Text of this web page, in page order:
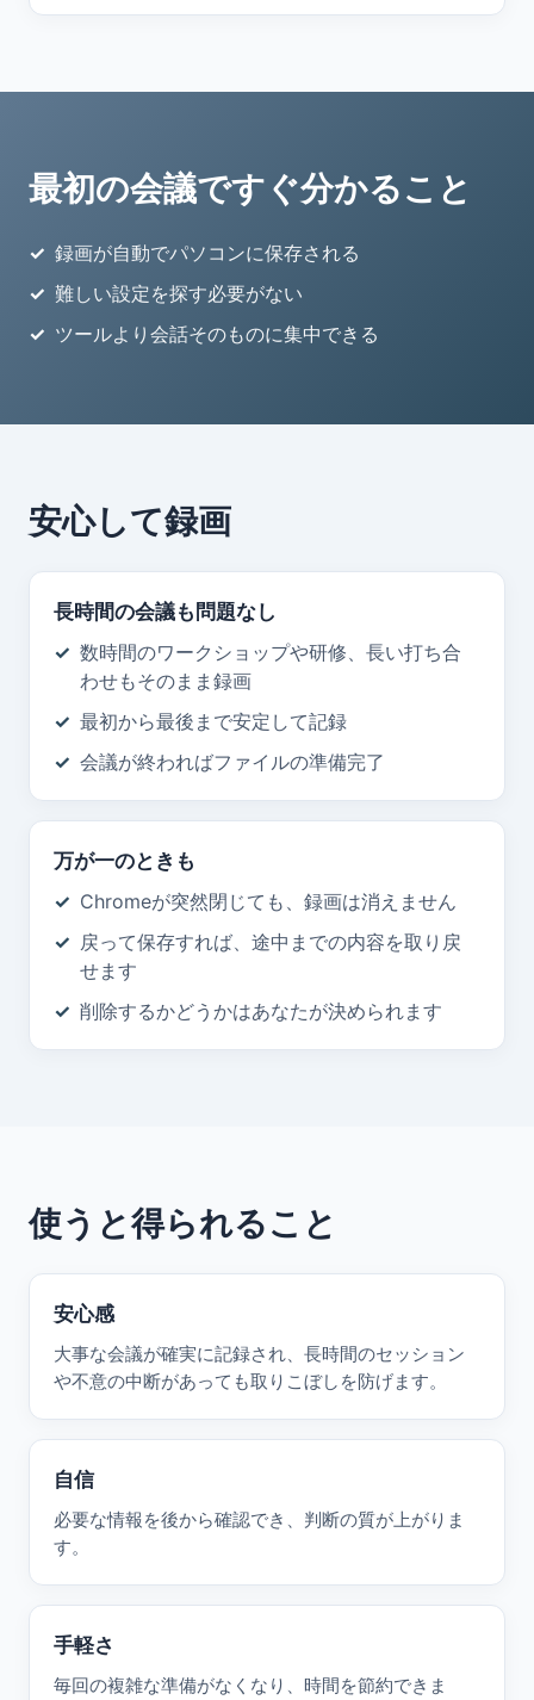
最初の会議ですぐ分かること
録画が自動でパソコンに保存される
難しい設定を探す必要がない
ツールより会話そのものに集中できる
安心して録画
長時間の会議も問題なし
数時間のワークショップや研修、長い打ち合
わせもそのまま録画
最初から最後まで安定して記録
会議が終わればファイルの準備完了
万が一のときも
Chromeが突然閉じても、録画は消えません
戻って保存すれば、途中までの内容を取り戻
せます
削除するかどうかはあなたが決められます
使うと得られること
安心感
大事な会議が確実に記録され、長時間のセッション
や不意の中断があっても取りこぼしを防げます。
自信
必要な情報を後から確認でき、判断の質が上がりま
す。
手軽さ
毎回の複雑な準備がなくなり、時間を節約できま